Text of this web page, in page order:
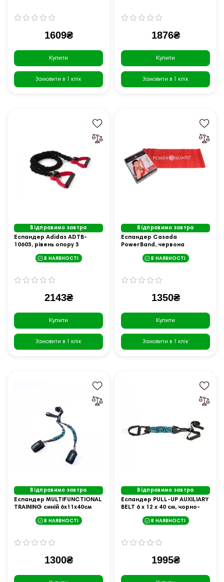
1609₴
Купити
Замовити в 1 клік
1876₴
Купити
Замовити в 1 клік
Відправимо завтра
Еспандер Adidas ADTB-
10603, рівень опору 3
В НАЯВНОСТІ
2143₴
Купити
Замовити в 1 клік
Відправимо завтра
Еспандер Casada
PowerBand, червона
В НАЯВНОСТІ
1350₴
Купити
Замовити в 1 клік
Відправимо завтра
Еспандер MULTIFUNCTIONAL
TRAINING синій 6x11x40см
В НАЯВНОСТІ
1300₴
Відправимо завтра
Еспандер PULL-UP AUXILIARY
BELT 6 x 12 x 40 см, чорно-
В НАЯВНОСТІ
1995₴